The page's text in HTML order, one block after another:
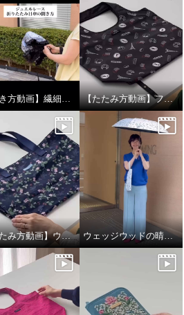
【たたみ方動画】フォション 底板付ポケッタブルマイバッグ
【たたみ方動画】ウェッジウッド ポケッタブルトートバッグL ウェッジウッドの晴雨兼用折りたたみ日傘